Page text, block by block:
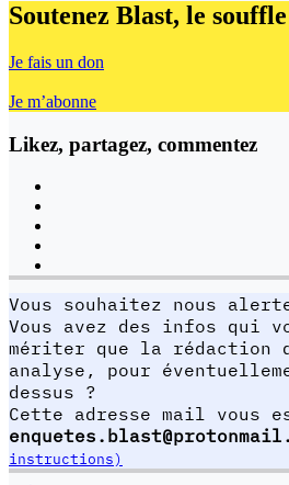
Soutenez Blast, le
Je fais un don
Je m’abonne
Likez, partagez, commentez
Vous souhaitez nous
Vous avez des infos qui
mériter que la rédaction
analyse, pour
dessus ?
Cette adresse mail vous
instructions)